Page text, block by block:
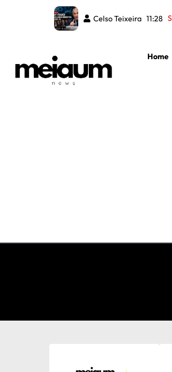
Celso Teixeira 08:50
Celso Teixeira 11:28
Home